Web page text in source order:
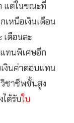
แต่ในขณะที่
หนือเงินเดือน
เดือนละ
ทนพิเศษอีก
งินค่าตอบแทน
ชาชีพชั้นสูง
ด้รับใบ